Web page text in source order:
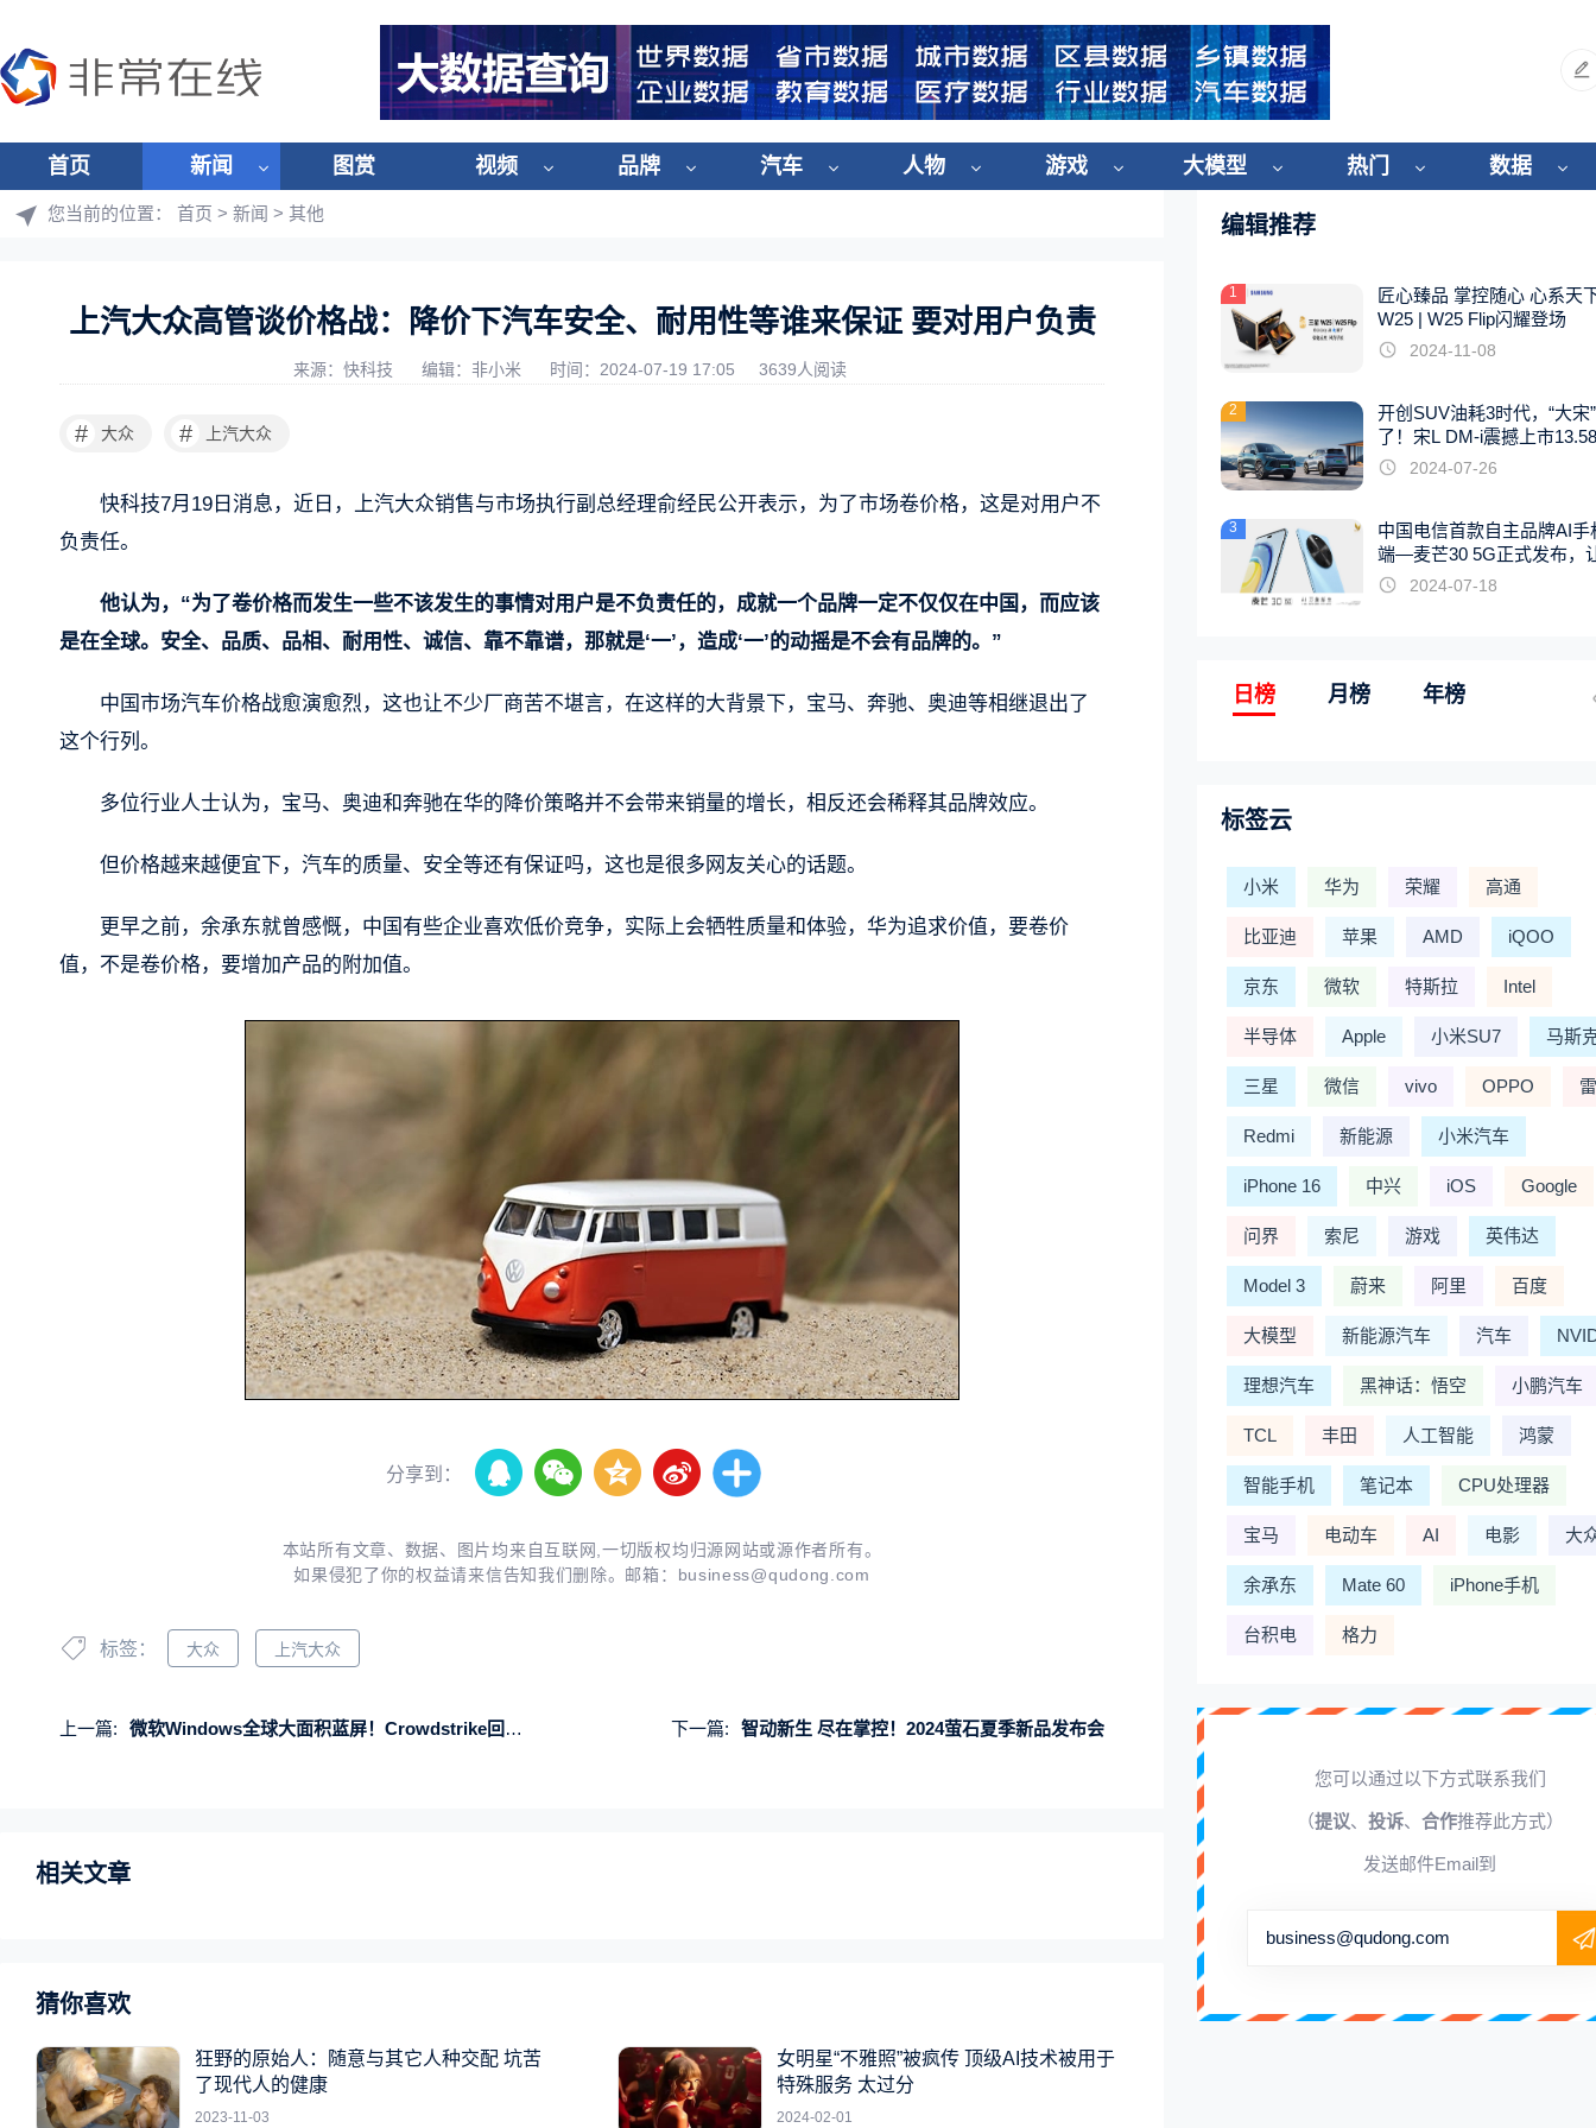
首页 新闻 图赏 视频 品牌 汽车 人物 游戏 大模型 热门 数据
您当前的位置： 首页 > 新闻 > 其他
上汽大众高管谈价格战：降价下汽车安全、耐用性等谁来保证 要对用户负责
来源：快科技 编辑：非小米 时间：2024-07-19 17:05 3639人阅读
# 大众 # 上汽大众
快科技7月19日消息，近日，上汽大众销售与市场执行副总经理俞经民公开表示，为了市场卷价格，这是对用户不
负责任。
他认为，“为了卷价格而发生一些不该发生的事情对用户是不负责任的，成就一个品牌一定不仅仅在中国，而应该
是在全球。安全、品质、品相、耐用性、诚信、靠不靠谱，那就是‘一’，造成‘一’的动摇是不会有品牌的。”
中国市场汽车价格战愈演愈烈，这也让不少厂商苦不堪言，在这样的大背景下，宝马、奔驰、奥迪等相继退出了
这个行列。
多位行业人士认为，宝马、奥迪和奔驰在华的降价策略并不会带来销量的增长，相反还会稀释其品牌效应。
但价格越来越便宜下，汽车的质量、安全等还有保证吗，这也是很多网友关心的话题。
更早之前，余承东就曾感慨，中国有些企业喜欢低价竞争，实际上会牺牲质量和体验，华为追求价值，要卷价
值，不是卷价格，要增加产品的附加值。
分享到：
本站所有文章、数据、图片均来自互联网,一切版权均归源网站或源作者所有。
如果侵犯了你的权益请来信告知我们删除。邮箱： business@qudong.com
标签： 大众 上汽大众
上一篇: 微软Windows全球大面积蓝屏！Crowdstrike回应 恢复方法来了 下一篇: 智动新生 尽在掌控！2024萤石夏季新品发布会
相关文章
猜你喜欢
狂野的原始人：随意与其它人种交配 坑苦
了现代人的健康
2023-11-03
女明星“不雅照”被疯传 顶级AI技术被用于
特殊服务 太过分
2024-02-01
编辑推荐
1
匠心臻品 掌控随心 心系天
W25 | W25 Flip闪耀登场
2024-11-08
2
开创SUV油耗3时代，“大宋
了！宋L DM-i震撼上市
起
2024-07-26
3
中国电信首款自主品牌AI手
端—麦芒30 5G正式发布，
触手可及2024-07-18
日榜 月榜 年榜
标签云
小米 华为 荣耀 高通
比亚迪 苹果 AMD iQOO
京东 微软 特斯拉 Intel
半导体 Apple 小米SU7 马斯
三星 微信 vivo OPPO
Redmi 新能源 小米汽车
iPhone 16 中兴 iOS Google
问界 索尼 游戏 英伟达
Model 3 蔚来 阿里 百度
大模型 新能源汽车 汽车
理想汽车 黑神话：悟空 小鹏汽车
TCL 丰田 人工智能 鸿蒙
智能手机 笔记本 CPU处理器
宝马 电动车 AI 电影 大
余承东 Mate 60 iPhone手机
台积电 格力
您可以通过以下方式联系我们
（提议、 投诉、 合作推荐此方式）
发送邮件Email到
business@qudong.com